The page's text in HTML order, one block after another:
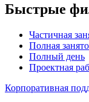
Быстрые
Частичная
Полная
Полный день
Проектная
Корпоративная